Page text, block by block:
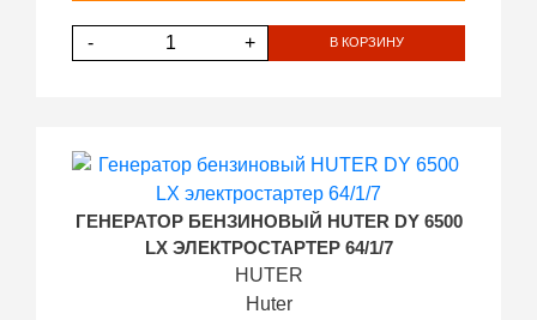
- + В КОРЗИНУ
ГЕНЕРАТОР БЕНЗИНОВЫЙ HUTER DY 6500
LX ЭЛЕКТРОСТАРТЕР 64/1/7
HUTER
Huter